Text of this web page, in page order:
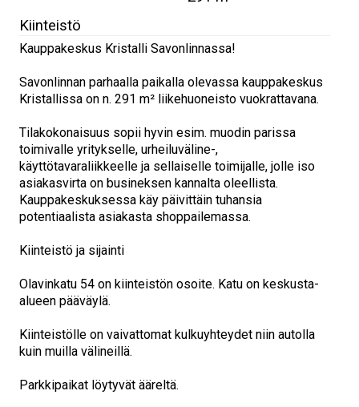
Kiinteistö
Kauppakeskus Kristalli Savonlinnassa!
Savonlinnan parhaalla paikalla olevassa kauppakeskus
Kristallissa on n. 291 m² liikehuoneisto vuokrattavana.
Tilakokonaisuus sopii hyvin esim. muodin parissa
toimivalle yritykselle, urheiluväline-,
käyttötavaraliikkeelle ja sellaiselle toimijalle, jolle iso
asiakasvirta on busineksen kannalta oleellista.
Kauppakeskuksessa käy päivittäin tuhansia
potentiaalista asiakasta shoppailemassa.
Kiinteistö ja sijainti
Olavinkatu 54 on kiinteistön osoite. Katu on keskusta-
alueen pääväylä.
Kiinteistölle on vaivattomat kulkuyhteydet niin autolla
kuin muilla välineillä.
Parkkipaikat löytyvät ääreltä.